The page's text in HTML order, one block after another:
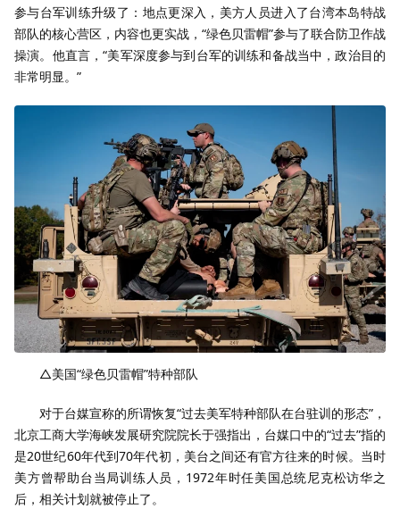
参与台军训练升级了：地点更深入，美方人员进入了台湾本岛特战
部队的核心营区，内容也更实战，“绿色贝雷帽”参与了联合防卫作战
操演。他直言，“美军深度参与到台军的训练和备战当中，政治目的
非常明显。”
△美国“绿色贝雷帽”特种部队
对于台媒宣称的所谓恢复“过去美军特种部队在台驻训的形态”，
北京工商大学海峡发展研究院院长于强指出，台媒口中的“过去”指的
是20世纪60年代到70年代初，美台之间还有官方往来的时候。当时
美方曾帮助台当局训练人员，1972年时任美国总统尼克松访华之
后，相关计划就被停止了。